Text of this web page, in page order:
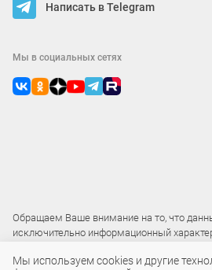
Написать в Telegram
Мы в социальных сетях
Обращаем Ваше внимание на то, что
исключительно информационный
Мы используем cookies и другие